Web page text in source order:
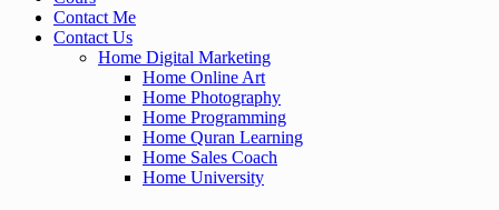
Contact Me
Contact Us
Home Digital Marketing
Home Online Art
Home Photography
Home Programming
Home Quran Learning
Home Sales Coach
Home University